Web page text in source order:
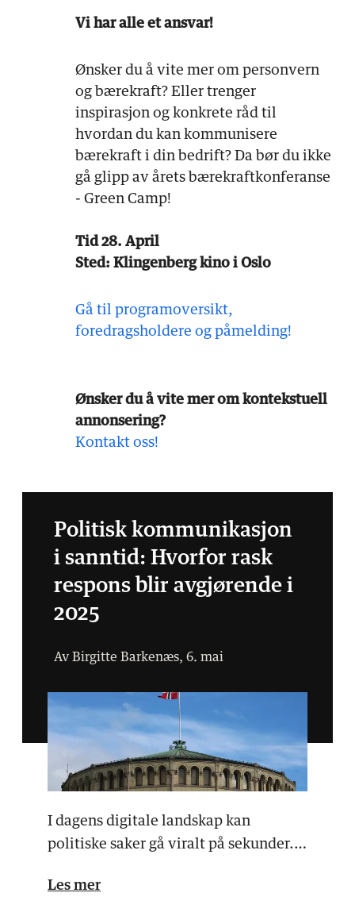
Vi har alle et ansvar!
Ønsker du å vite mer om personvern
og bærekraft? Eller trenger
inspirasjon og konkrete råd til
hvordan du kan kommunisere
bærekraft i din bedrift? Da bør du ikke
gå glipp av årets bærekraftkonferanse
- Green Camp!
Tid 28. April
Sted: Klingenberg kino i Oslo
Gå til programoversikt,
foredragsholdere og påmelding!
Ønsker du å vite mer om kontekstuell
annonsering?
Kontakt oss!
Politisk kommunikasjon
i sanntid: Hvorfor rask
respons blir avgjørende i
2025
Av Birgitte Barkenæs, 6. mai
I dagens digitale landskap kan
politiske saker gå viralt på sekunder.
Les mer